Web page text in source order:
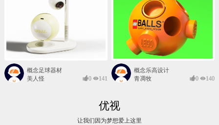
概念足球器材
美人怪
0 141
概念乐高设计
青凋牧
0 140
优视
让我们因为梦想爱上这里